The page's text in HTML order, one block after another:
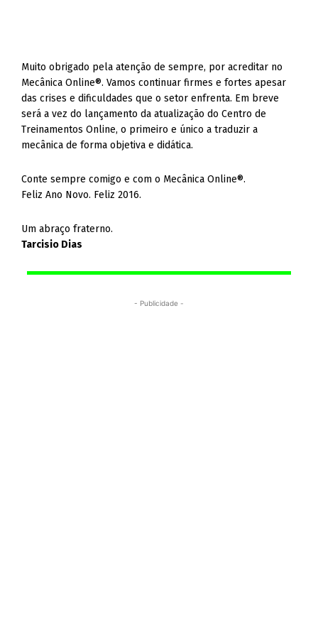
Muito obrigado pela atenção de sempre, por acreditar no
Mecânica Online®. Vamos continuar firmes e fortes apesar
das crises e dificuldades que o setor enfrenta. Em breve
será a vez do lançamento da atualização do Centro de
Treinamentos Online, o primeiro e único a traduzir a
mecânica de forma objetiva e didática.
Conte sempre comigo e com o Mecânica Online®.
Feliz Ano Novo. Feliz 2016.
Um abraço fraterno.
Tarcisio Dias
- Publicidade -